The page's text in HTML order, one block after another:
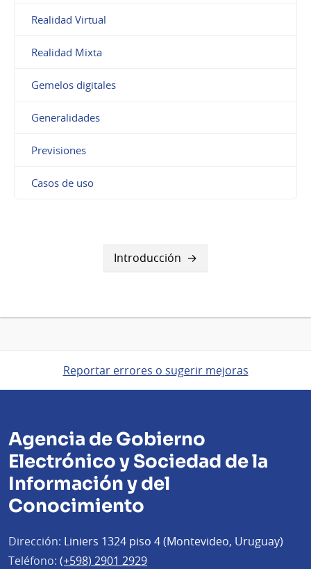
Realidad Virtual
Realidad Mixta
Gemelos digitales
Generalidades
Previsiones
Casos de uso
Introducción
Reportar errores o sugerir mejoras
Agencia de Gobierno
Electrónico y Sociedad de la
Información y del
Conocimiento
Dirección: Liniers 1324 piso 4 (Montevideo, Uruguay)
Teléfono: (+598) 2901 2929